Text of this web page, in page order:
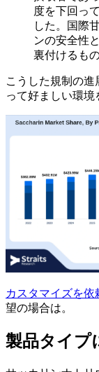
度を下回っ
した。国際
ンの安全性
裏付けるも
こうした規制の
って好ましい環境
カスタマイズを依
望の場合は。
製品タイプ